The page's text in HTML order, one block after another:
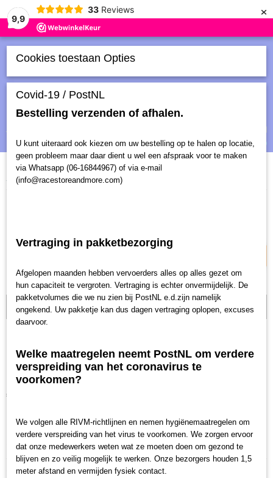
9,9
33 Reviews ×
Inloggen
Geen producten
(0)
Home>Schaalmodellen>Ferrari Scuderia F1 #16 C. LeClerc 2019
Tijdelijk op.
Ferrari Scuderia F1 #16 C.
LeClerc 2019
€ 12,95
Specificaties
Productcode
Omschrijving
Cookies toestaan Opties
Covid-19 / PostNL
Bestelling verzenden of afhalen.
U kunt uiteraard ook kiezen om uw bestelling op te halen op locatie,
geen probleem maar daar dient u wel een afspraak voor te maken
via Whatsapp (06-16844967) of via e-mail
(info@racestoreandmore.com)
Vertraging in pakketbezorging
Afgelopen maanden hebben vervoerders alles op alles gezet om
hun capaciteit te vergroten. Vertraging is echter onvermijdelijk. De
pakketvolumes die we nu zien bij PostNL e.d.zijn namelijk
ongekend. Uw pakketje kan dus dagen vertraging oplopen, excuses
daarvoor.
Welke maatregelen neemt PostNL om verdere
verspreiding van het coronavirus te
voorkomen?
We volgen alle RIVM-richtlijnen en nemen hygiënemaatregelen om
verdere verspreiding van het virus te voorkomen. We zorgen ervoor
dat onze medewerkers weten wat ze moeten doen om gezond te
blijven en zo veilig mogelijk te werken. Onze bezorgers houden 1,5
meter afstand en vermijden fysiek contact.